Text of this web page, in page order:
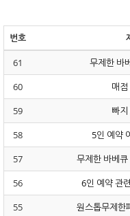
번호
61
무제한 바
60
매점
59
빠
58
5인 예약
57
무제한 바베
56
6인 예약 관
55
원스톱무제한